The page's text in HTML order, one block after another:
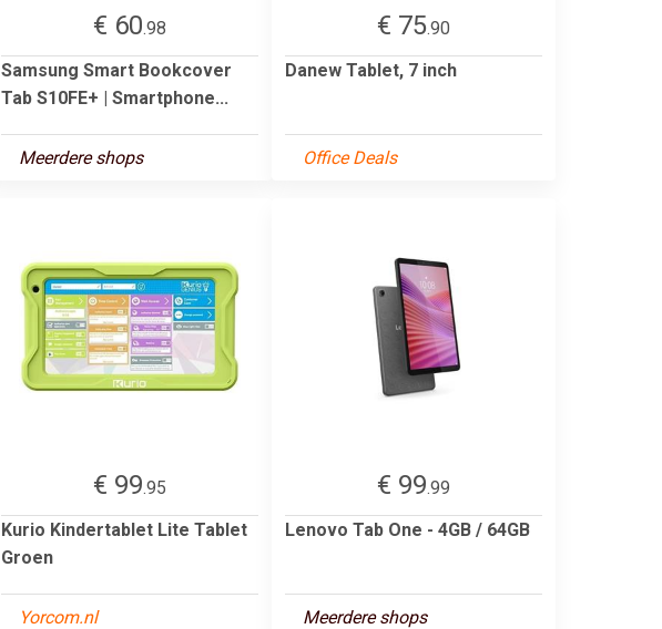
€ 60.98
Samsung Smart Bookcover
Tab S10FE+ | Smartphone...
Meerdere shops
€ 75.90
Danew Tablet, 7 inch
Office Deals
€ 99.95
Kurio Kindertablet Lite Tablet
Groen
Yorcom.nl
€ 99.99
Lenovo Tab One - 4GB / 64GB
Meerdere shops